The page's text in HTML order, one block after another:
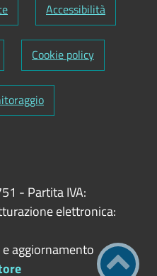
Accessibilità
Cookie policy
- Partita IVA:
elettronica:
aggiornamento